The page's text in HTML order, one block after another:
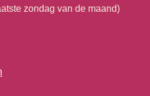
zondag van de maand)